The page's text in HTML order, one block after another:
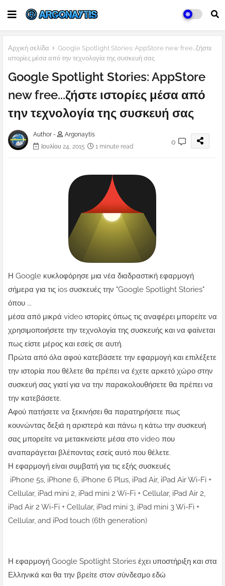
Αρχική σελίδα
Google Spotlight Stories: AppStore new free...ζήστε
ιστορίες μέσα από την τεχνολογία της συσκευή σας
Google Spotlight Stories: AppStore
new free...ζήστε ιστορίες μέσα από
την τεχνολογία της συσκευή σας
Author -
Argonaytis
Ιουλίου 24, 2015
1 minute read
0
Η Google κυκλοφόρησε μια νέα διαδραστική εφαρμογή
σήμερα για τις ios συσκευές την "Google Spotlight Stories"
όπου ...
μέσα από μικρά video ιστορίες όπως τις αναφέρει μπορείτε να
χρησιμοποιήσετε την τεχνολογία της συσκευής και να φαίνεται
πως είστε μέρος και εσείς σε αυτή.
Πρώτα από όλα αφού κατεβάσετε την εφαρμογή και επιλέξετε
την ιστορία που θέλετε θα πρέπει να έχετε αρκετό χώρο στην
συσκευή σας γιατί για να την παρακολουθήσετε θα πρέπει να
την κατεβάσετε.
Αφού πατήσετε να ξεκινήσει θα παρατηρήσετε πως
κουνώντας δεξιά η αριστερά και πάνω η κάτω την συσκευή
σας μπορείτε να μετακινείστε μέσα στο video που
αναπαράγεται βλέποντας εσείς αυτό που θέλετε.
Η εφαρμογή είναι συμβατή για τις εξής συσκευές
iPhone 5s, iPhone 6, iPhone 6 Plus, iPad Air, iPad Air Wi-Fi +
Cellular, iPad mini 2, iPad mini 2 Wi-Fi + Cellular, iPad Air 2,
iPad Air 2 Wi-Fi + Cellular, iPad mini 3, iPad mini 3 Wi-Fi +
Cellular, and iPod touch (6th generation)
Η εφαρμογή Google Spotlight Stories έχει υποστήριξη και στα
Ελληνικά και θα την βρείτε στον σύνδεσμο εδώ